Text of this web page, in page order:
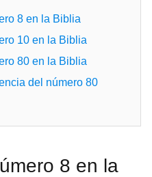
8 en la Biblia
10 en la Biblia
80 en la Biblia
del número 80
8 en la